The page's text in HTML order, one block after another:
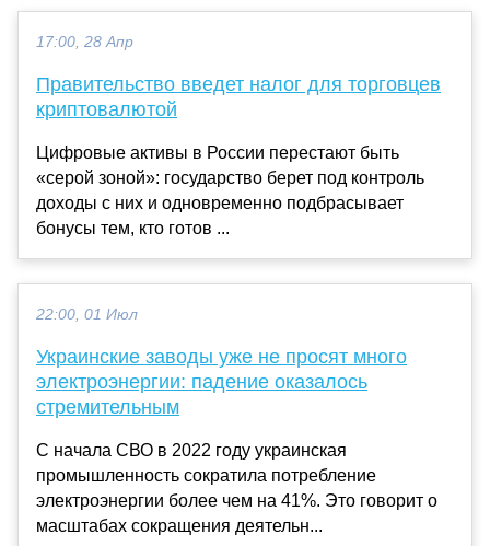
17:00, 28 Апр
Правительство введет налог для торговцев
криптовалютой
Цифровые активы в России перестают быть
«серой зоной»: государство берет под контроль
доходы с них и одновременно подбрасывает
бонусы тем, кто готов ...
22:00, 01 Июл
Украинские заводы уже не просят много
электроэнергии: падение оказалось
стремительным
С начала СВО в 2022 году украинская
промышленность сократила потребление
электроэнергии более чем на 41%. Это говорит о
масштабах сокращения деятельн...